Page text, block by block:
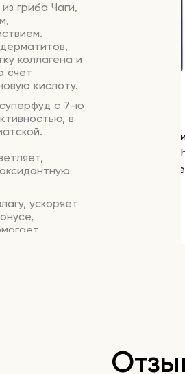
гриба Чаги,
коллагена и
счет
кислоту.
с 7-ю
в
ускоряет
Лечит акне,
Сыворотка для лица
увлажняющая
Relaxa Repair Ampoule
4 290